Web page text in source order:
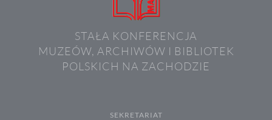
STAŁA KONFERENCJA
MUZEÓW, ARCHIWÓW I BIBLIOTEK
POLSKICH NA ZACHODZIE
SEKRETARIAT